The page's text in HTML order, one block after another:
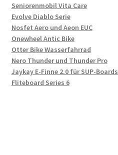
Seniorenmobil Vita Care
Evolve Diablo Serie
Nosfet Aero und Aeon EUC
Onewheel Antic Bike
Otter Bike Wasserfahrrad
Nero Thunder und Thunder Pro
Jaykay E-Finne 2.0 für SUP-Boards
Fliteboard Series 6